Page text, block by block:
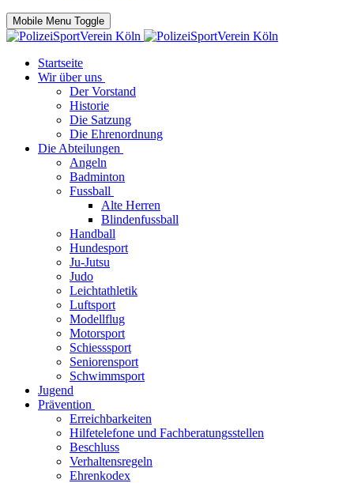
Mobile Menu Toggle
Startseite
Wir über uns
Der Vorstand
Historie
Die Satzung
Die Ehrenordnung
Die Abteilungen
Angeln
Badminton
Fussball
Alte Herren
Blindenfussball
Handball
Hundesport
Ju-Jutsu
Judo
Leichtathletik
Luftsport
Modellflug
Motorsport
Schiesssport
Seniorensport
Schwimmsport
Jugend
Prävention
Erreichbarkeiten
Hilfetelefone und Fachberatungsstellen
Beschluss
Verhaltensregeln
Ehrenkodex